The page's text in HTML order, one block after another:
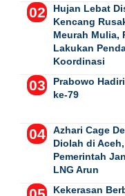
Hujan Lebat
Kencang
Meurah Mulia,
Lakukan
Koordinasi
Prabowo
ke-79
Azhari Cage
Diolah di
Pemerintah
LNG Arun
Kekerasan